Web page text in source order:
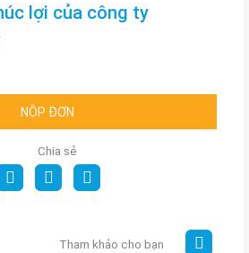
lợi của công ty
NỘP ĐƠN
Chia sẻ
Tham khảo cho bạn